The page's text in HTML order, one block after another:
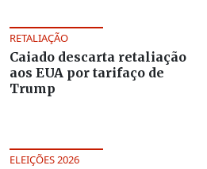
RETALIAÇÃO
Caiado descarta retaliação
aos EUA por tarifaço de
Trump
ELEIÇÕES 2026